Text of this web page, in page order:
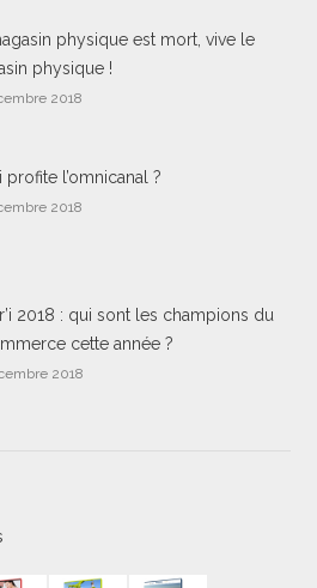
physique est mort, vive le
physique !
2018
profite l’omnicanal ?
2018
2018 : qui sont les champions du
cette année ?
2018